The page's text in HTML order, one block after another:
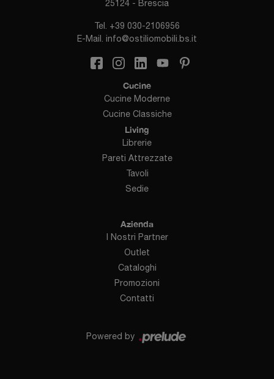
25124 - Brescia
Tel. +39 030-2106956
E-Mail. info@ostiliomobili.bs.it
Cucine
Cucine Moderne
Cucine Classiche
Living
Librerie
Pareti Attrezzate
Tavoli
Sedie
Azienda
I Nostri Partner
Outlet
Cataloghi
Promozioni
Contatti
Powered by